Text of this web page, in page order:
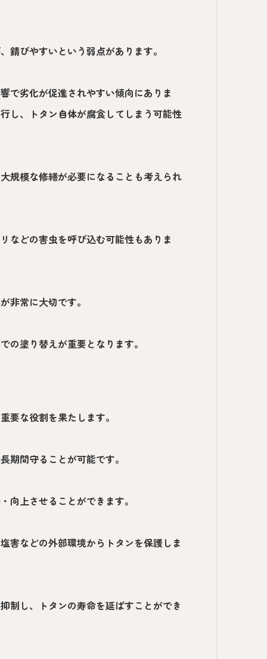
錆びやすいという弱点があります。
で劣化が促進されやすい傾向にありま
し、トタン自体が腐食してしまう可能性
規模な修繕が必要になることも考えられ
などの害虫を呼び込む可能性もありま
非常に大切です。
の塗り替えが重要となります。
要な役割を果たします。
期間守ることが可能です。
向上させることができます。
害などの外部環境からトタンを保護しま
制し、トタンの寿命を延ばすことができ